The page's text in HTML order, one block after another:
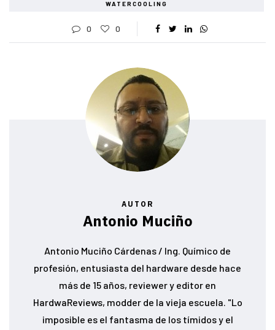
WATERCOOLING
0 0
AUTOR
Antonio Muciño
Antonio Muciño Cárdenas / Ing. Químico de
profesión, entusiasta del hardware desde hace
más de 15 años, reviewer y editor en
HardwaReviews, modder de la vieja escuela. "Lo
imposible es el fantasma de los tímidos y el